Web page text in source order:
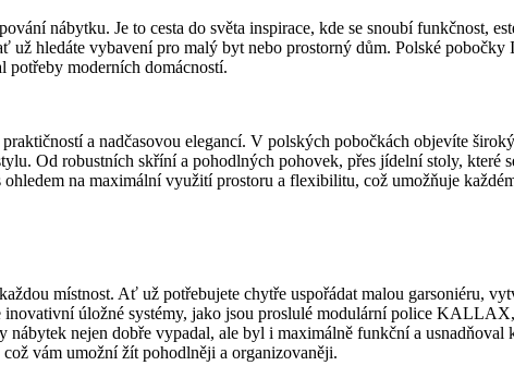
nábytku. Je to cesta do světa inspirace, kde se snoubí funkčnost,
hledáte vybavení pro malý byt nebo prostorný dům. Polské
moderních domácností.
a nadčasovou elegancí. V polských pobočkách objevíte
Od robustních skříní a pohodlných pohovek, přes jídelní stoly, které
na maximální využití prostoru a flexibilitu, což umožňuje
místnost. Ať už potřebujete chytře uspořádat malou garsoniéru,
úložné systémy, jako jsou proslulé modulární police
nejen dobře vypadal, ale byl i maximálně funkční a
vám umožní žít pohodlněji a organizovaněji.